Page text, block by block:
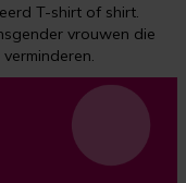
T-shirt of shirt.
vrouwen die